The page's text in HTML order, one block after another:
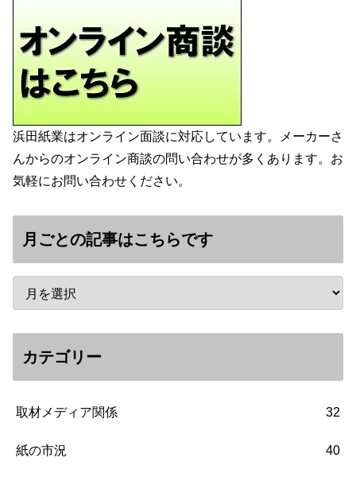
浜田紙業はオンライン面談に対応しています。メーカーさ
んからのオンライン商談の問い合わせが多くあります。お
気軽にお問い合わせください。
月ごとの記事はこちらです
カテゴリー
取材メディア関係 32
紙の市況 40